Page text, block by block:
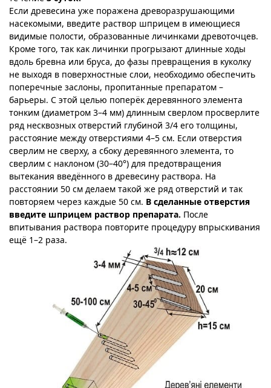
Если древесина уже поражена древоразрушающими
насекомыми, введите раствор шприцем в имеющиеся
видимые полости, образованные личинками древоточцев.
Кроме того, так как личинки прогрызают длинные ходы
вдоль бревна или бруса, до фазы превращения в куколку
не выходя в поверхностные слои, необходимо обеспечить
поперечные заслоны, пропитанные препаратом –
барьеры. С этой целью поперёк деревянного элемента
тонким (диаметром 3–4 мм) длинным сверлом просверлите
ряд несквозных отверстий глубиной 3/4 его толщины,
расстояние между отверстиями 4–5 см. Если отверстия
сверлим не сверху, а сбоку деревянного элемента, то
сверлим с наклоном (30–40°) для предотвращения
вытекания введённого в древесину раствора. На
расстоянии 50 см делаем такой же ряд отверстий и так
повторяем через каждые 50 см. В сделанные отверстия
введите шприцем раствор препарата. После
впитывания раствора повторите процедуру впрыскивания
ещё 1–2 раза.